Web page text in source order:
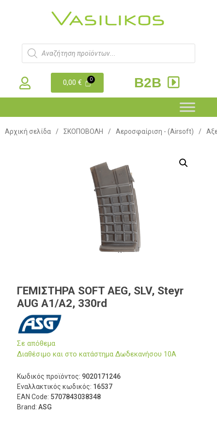
0,00€ B2B
Αρχική σελίδα / ΣΚΟΠΟΒΟΛΗ / Αεροσφαίριση - (Airsoft) /
ΓΕΜΙΣΤΗΡΑ SOFT AEG, SLV, Steyr
AUG A1/A2, 330rd
Σε απόθεμα
Διαθέσιμο και στο κατάστημα Δωδεκανήσου 10Α
Κωδικός προϊόντος: 9020171246
Εναλλακτικός κωδικός: 16537
EAN Code: 5707843038348
Brand: ASG